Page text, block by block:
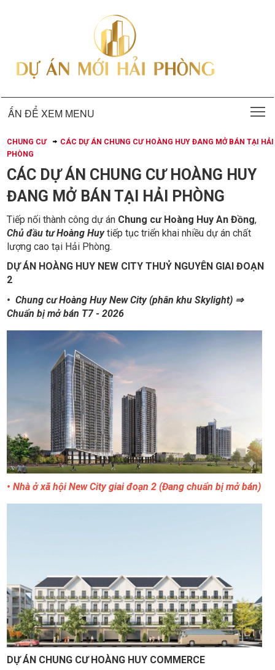
ẤN ĐỂ XEM MENU
CHUNG CƯ
CÁC DỰ ÁN CHUNG CƯ HOÀNG HUY ĐANG MỞ BÁN TẠI HẢI
PHÒNG
CÁC DỰ ÁN CHUNG CƯ HOÀNG HUY
ĐANG MỞ BÁN TẠI HẢI PHÒNG
Tiếp nối thành công dự án Chung cư Hoàng Huy An Đồng,
Chủ đầu tư Hoàng Huytiếp tục triển khai nhiều dự án chất
lượng cao tại Hải Phòng.
DỰ ÁN HOÀNG HUY NEW CITY THUỶ NGUYÊN GIAI ĐOẠN
2
• Chung cư Hoàng Huy New City (phân khu Skylight) ⇒
Chuẩn bị mở bán T7 - 2026
• Nhà ở xã hội New City giai đoạn 2 (Đang chuẩn bị mở bán)
DỰ ÁN CHUNG CƯ HOÀNG HUY COMMERCE